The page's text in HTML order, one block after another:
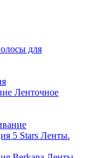
для
Ленточное
Ленты.